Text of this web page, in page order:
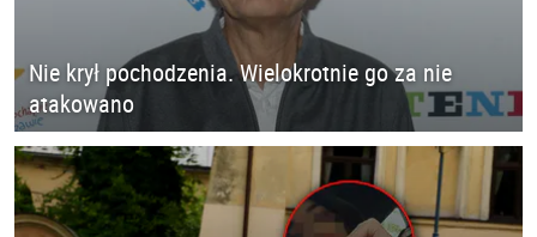
Nie krył pochodzenia. Wielokrotnie go za nie
atakowano